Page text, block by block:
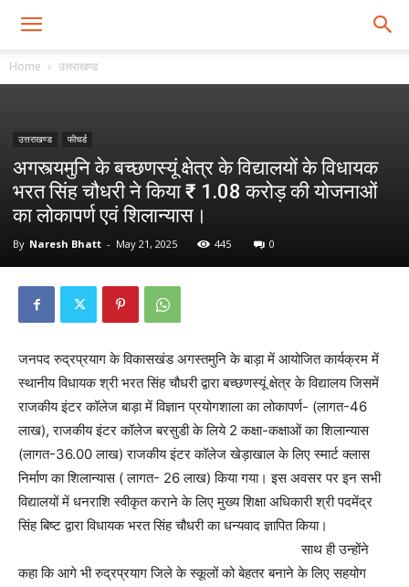
Home उत्तराखण्ड
उत्तराखण्ड फीचर्ड
अगस्त्यमुनि के बच्छणस्यूं क्षेत्र के विद्यालयों के विधायक
भरत सिंह चौधरी ने किया ₹ 1.08 करोड़ की योजनाओं
का लोकापर्ण एवं शिलान्यास।
By Naresh Bhatt - May 21, 2025 445 0
जनपद रुद्रप्रयाग के विकासखंड अगस्तमुनि के बाड़ा में आयोजित कार्यक्रम में
स्थानीय विधायक श्री भरत सिंह चौधरी द्वारा बच्छणस्यूं क्षेत्र के विद्यालय जिसमें
राजकीय इंटर कॉलेज बाड़ा में विज्ञान प्रयोगशाला का लोकापर्ण- (लागत-46
लाख), राजकीय इंटर कॉलेज बरसुडी के लिये 2 कक्षा-कक्षाओं का शिलान्यास
(लागत-36.00 लाख) राजकीय इंटर कॉलेज खेड़ाखाल के लिए स्मार्ट क्लास
निर्माण का शिलान्यास ( लागत- 26 लाख) किया गया। इस अवसर पर इन सभी
विद्यालयों में धनराशि स्वीकृत कराने के लिए मुख्य शिक्षा अधिकारी श्री पदमेंद्र
सिंह बिष्ट द्वारा विधायक भरत सिंह चौधरी का धन्यवाद ज्ञापित किया।
साथ ही उन्होंने
कहा कि आगे भी रुद्रप्रयाग जिले के स्कूलों को बेहतर बनाने के लिए सहयोग